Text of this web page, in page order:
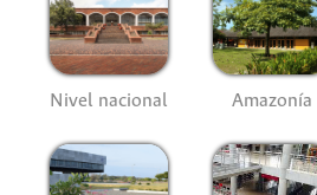
Nivel nacional Amazonía